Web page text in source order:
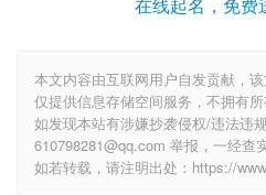
本文内容由互联网用户自发贡献，
仅提供信息存储空间服务，不拥有所
如发现本站有涉嫌抄袭侵权/违法违
610798281@qq.com 举报，一经查
如若转载，请注明出处：https://